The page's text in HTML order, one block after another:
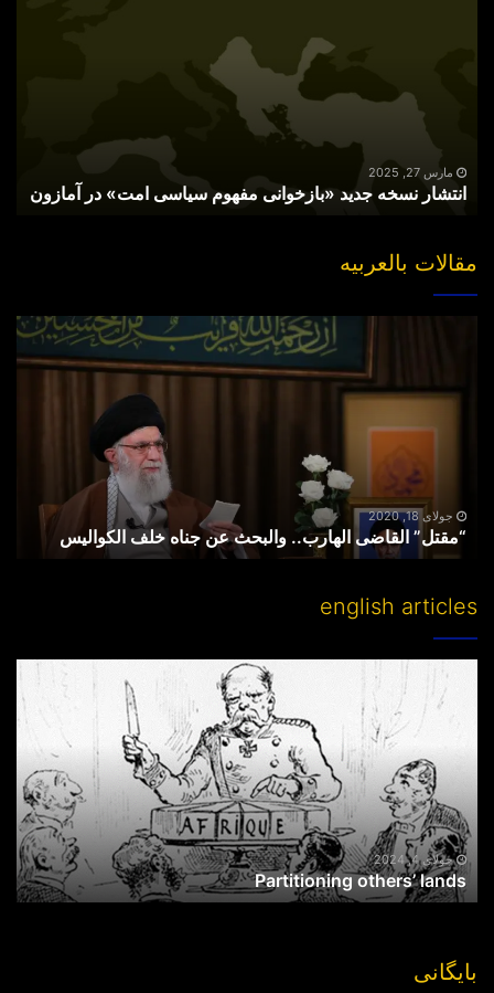
آمازونمارس 27, 2025
انتشار نسخه جدید «بازخوانی مفهوم سیاسی امت» در آمازون
مقالات بالعربیه
والبحث
جولای 18, 2020
“مقتل” القاضی الهارب.. والبحث عن جناه خلف الکوالیس
english articles
others’
جولای 4, 2024
Partitioning others’ lands
بایگانی